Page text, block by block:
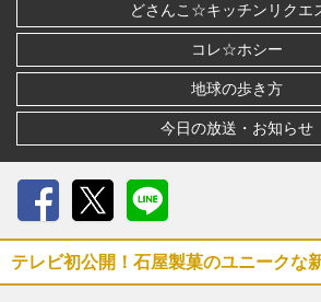
どさんこ☆キッチンリクエ
コレ☆ホシー
地球の歩き方
今日の放送・お知らせ
テレビ初公開！石屋製菓のユニークな